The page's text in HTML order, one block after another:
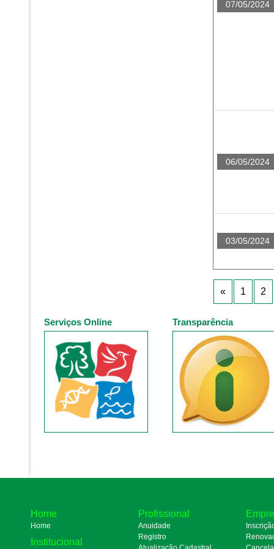
07/05/2024
06/05/2024
03/05/2024
« 1 2
Serviços Online Transparência
Home
Home
Institucional
Profissional
Anuidade
Registro